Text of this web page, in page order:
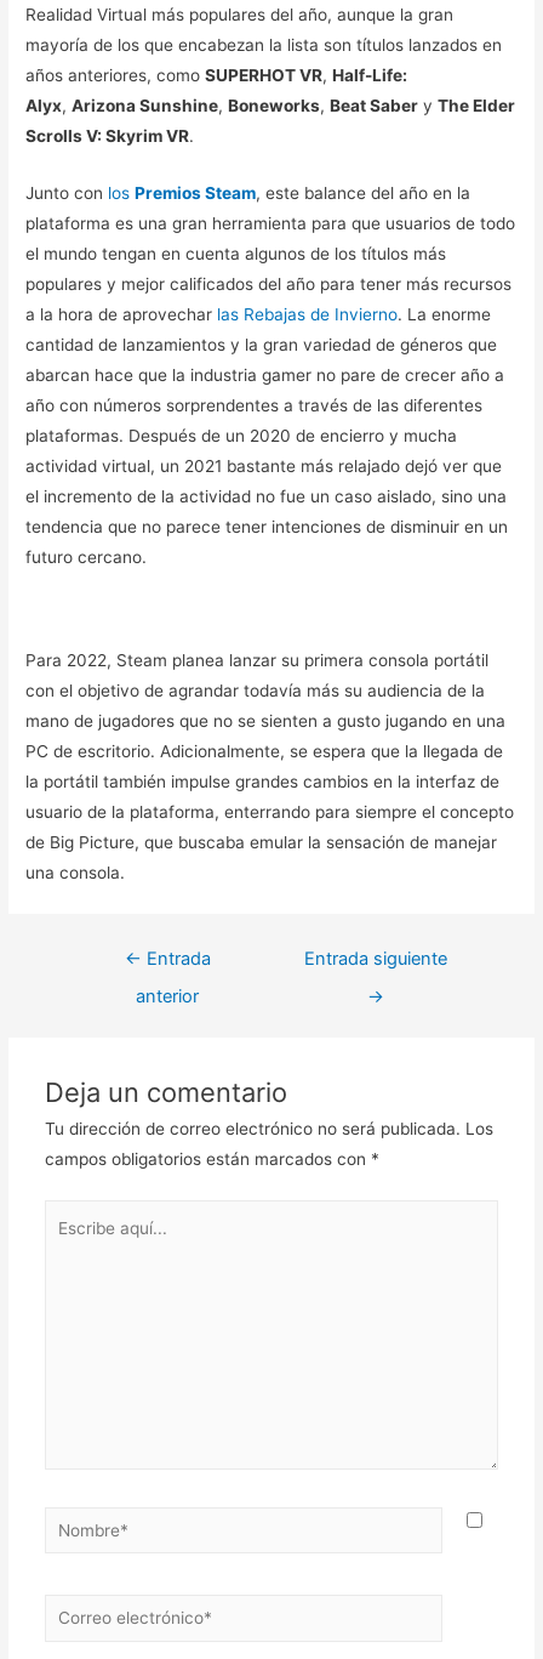
Realidad Virtual más populares del año, aunque la gran
mayoría de los que encabezan la lista son títulos lanzados en
años anteriores, comoSUPERHOT VR,Half-Life:
Alyx,Arizona Sunshine,Boneworks,Beat Saber yThe Elder
Scrolls V: Skyrim VR.
Junto con losPremios Steam, este balance del año en la
plataforma es una gran herramienta para que usuarios de todo
el mundo tengan en cuenta algunos de los títulos más
populares y mejor calificados del año para tener más recursos
a la hora de aprovechar las Rebajas de Invierno. La enorme
cantidad de lanzamientos y la gran variedad de géneros que
abarcan hace que la industria gamer no pare de crecer año a
año con números sorprendentes a través de las diferentes
plataformas. Después de un 2020 de encierro y mucha
actividad virtual, un 2021 bastante más relajado dejó ver que
el incremento de la actividad no fue un caso aislado, sino una
tendencia que no parece tener intenciones de disminuir en un
futuro cercano.
Para 2022, Steam planea lanzar su primera consola portátil
con el objetivo de agrandar todavía más su audiencia de la
mano de jugadores que no se sienten a gusto jugando en una
PC de escritorio. Adicionalmente, se espera que la llegada de
la portátil también impulse grandes cambios en la interfaz de
usuario de la plataforma, enterrando para siempre el concepto
de Big Picture, que buscaba emular la sensación de manejar
una consola.
Navegación
← Entrada
anterior
Entrada siguiente
→
Deja un comentario
Tu dirección de correo electrónico no será publicada. Los
campos obligatorios están marcados con *
Nombre*
Correo